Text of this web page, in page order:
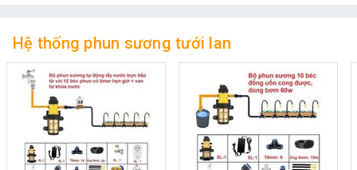
Hệ thống phun sương tưới lan